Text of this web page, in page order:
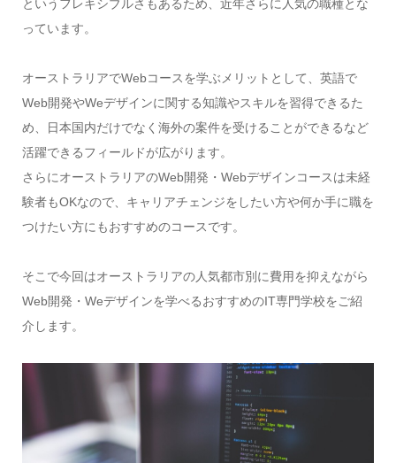
というフレキシブルさもあるため、近年さらに人気の職種とな
っています。
オーストラリアでWebコースを学ぶメリットとして、英語で
Web開発やWeデザインに関する知識やスキルを習得できるた
め、日本国内だけでなく海外の案件を受けることができるなど
活躍できるフィールドが広がります。
さらにオーストラリアのWeb開発・Webデザインコースは未経
験者もOKなので、キャリアチェンジをしたい方や何か手に職を
つけたい方にもおすすめのコースです。
そこで今回はオーストラリアの人気都市別に費用を抑えながら
Web開発・Weデザインを学べるおすすめのIT専門学校をご紹
介します。